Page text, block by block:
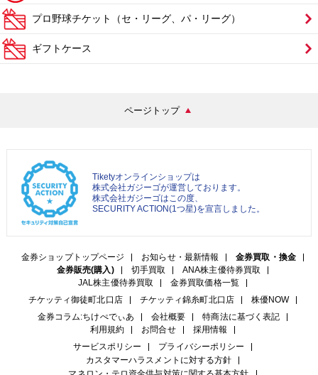
プロ野球チケット（セ・リーグ、パ・リーグ）
ギフトケース
ページトップ
Tiketyオンラインショップは
株式会社ガジーゴが運営しております。
株式会社ガジーゴはこの度、
SECURITY ACTION(1つ星)を宣言しました。
金券ショップトップページ お知らせ・最新情報
金券買取・換金
金券販売(購入)
切手買取
ANA株主優待券買取
JAL株主優待券買取
金券買取価格一覧
チケッティ御徒町北口店
チケッティ錦糸町北口店
株優NOW
金券コラム:ちけぺでぃあ
会社概要
特商法に基づく表記
利用規約
お問合せ
採用情報
サービスポリシー
プライバシーポリシー
カスタマーハラスメントに対する方針